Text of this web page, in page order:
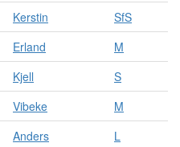
Kerstin
SfS
Erland
M
Kjell
S
Vibeke
M
Anders
L